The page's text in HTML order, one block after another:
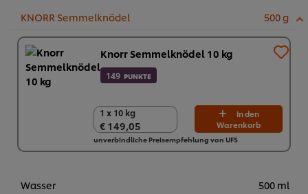
KNORR Semmelknödel 500 g
Knorr Semmelknödel 10 kg
149 PUNKTE
1 x 10 kg
€ 149,05
1 x 10 kg
€ 149,05
In den
Warenkorb
unverbindliche Preisempfehlung von UFS
Wasser 500 ml